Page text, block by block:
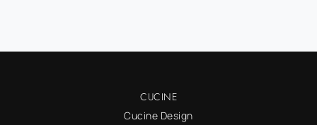
CUCINE
Cucine Design